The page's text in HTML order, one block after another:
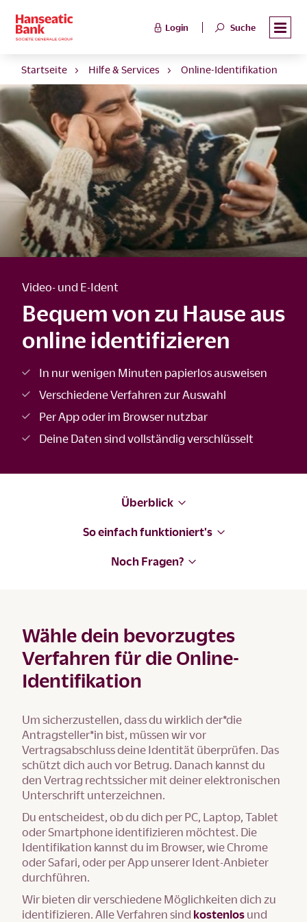
Login Suche
Startseite Hilfe & Services Online-Identifikation
Video- und E-Ident
Bequem von zu Hause aus
online identifizieren
In nur wenigen Minuten papierlos ausweisen
Verschiedene Verfahren zur Auswahl
Per App oder im Browser nutzbar
Deine Daten sind vollständig verschlüsselt
Überblick
So einfach funktioniert's
Noch Fragen?
Wähle dein bevorzugtes
Verfahren für die Online-
Identifikation
Um sicherzustellen, dass du wirklich der*die
Antragsteller*in bist, müssen wir vor
Vertragsabschluss deine Identität überprüfen. Das
schützt dich auch vor Betrug. Danach kannst du
den Vertrag rechtssicher mit deiner elektronischen
Unterschrift unterzeichnen.
Du entscheidest, ob du dich per PC, Laptop, Tablet
oder Smartphone identifizieren möchtest. Die
Identifikation kannst du im Browser, wie Chrome
oder Safari, oder per App unserer Ident-Anbieter
durchführen.
Wir bieten dir verschiedene Möglichkeiten dich zu
identifizieren. Alle Verfahren sind kostenlos und